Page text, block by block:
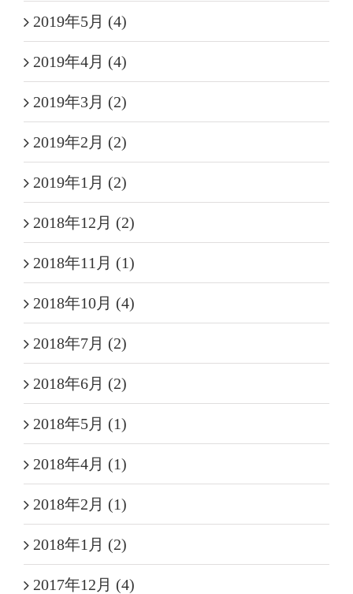
2019年5月 (4)
2019年4月 (4)
2019年3月 (2)
2019年2月 (2)
2019年1月 (2)
2018年12月 (2)
2018年11月 (1)
2018年10月 (4)
2018年7月 (2)
2018年6月 (2)
2018年5月 (1)
2018年4月 (1)
2018年2月 (1)
2018年1月 (2)
2017年12月 (4)